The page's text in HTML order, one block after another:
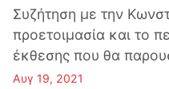
Συζήτηση με την
προετοιμασία και το
έκθεσης που θα
Αυγ 19, 2021